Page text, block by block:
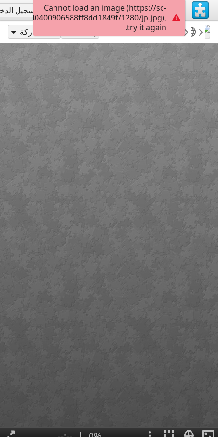
تسجيل الاشتراك تسجيل
babazoom
Meher Baba
Meher Baba 19 مشاركة
Cannot load an image (https://sc-
1280/jp.jpg),
try it again.